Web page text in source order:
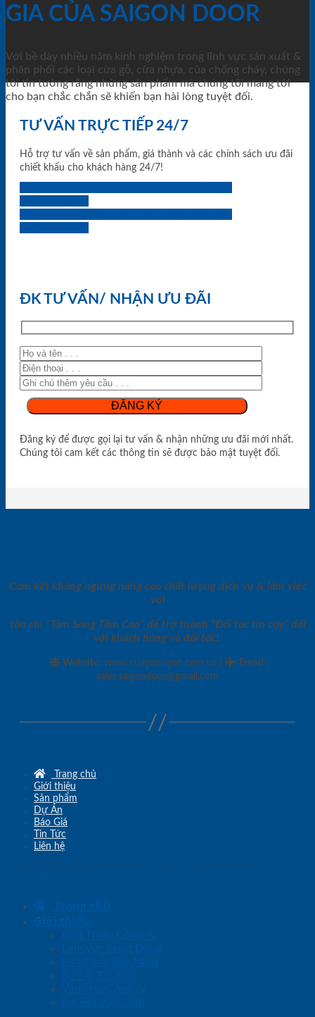
GIA CỦA SAIGON DOOR
Với bề dày nhiều năm kinh nghiệm trong lĩnh vực sản xuất &
phân phối các loại cửa gỗ, cửa nhựa, của chống cháy, chúng
tôi tin tưởng rằng những sản phẩm mà chúng tôi mang tới
cho bạn chắc chắn sẽ khiến bạn hài lòng tuyệt đối.
TƯ VẤN TRỰC TIẾP 24/7
Hỗ trợ tư vấn về sản phẩm, giá thành và các chính sách ưu đãi
chiết khấu cho khách hàng 24/7!
ĐK TƯ VẤN/ NHẬN ƯU ĐÃI
Đăng ký để được gọi lại tư vấn & nhận những ưu đãi mới nhất.
Chúng tôi cam kết các thông tin sẽ được bảo mật tuyệt đối.
Cam kết không ngừng nâng cao chất lượng dịch vụ & làm việc
với
tôn chỉ “Tâm Sáng Tầm Cao” để trở thành “Đối tác tin cậy” đối
với khách hàng và đối tác!.
Website: www.cuagosaigon.com.vn Email :
sales.saigondoor@gmail.com
Trang chủ
Giới thiệu
Sản phẩm
Dự Án
Báo Giá
Tin Tức
Liên hệ
Trang chủ
Giới thiệu
Giới Thiệu Công Ty
Lĩnh Vực Hoạt Động
Sứ Mệnh Tầm Nhìn
Sơ Đồ Tổ Chức
Văn Hóa Công ty
Cơ Hội Việc Làm